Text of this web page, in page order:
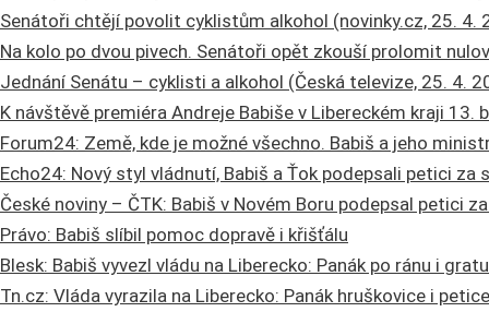
Senátoři chtějí povolit cyklistům alkohol (novinky.cz, 25. 4.
Na kolo po dvou pivech. Senátoři opět zkouší prolomit
Jednání Senátu – cyklisti a alkohol (Česká televize, 25. 4.
K návštěvě premiéra Andreje Babiše v Libereckém kraji 13.
Forum24: Země, kde je možné všechno. Babiš a jeho
Echo24: Nový styl vládnutí, Babiš a Ťok podepsali petici za
České noviny – ČTK: Babiš v Novém Boru podepsal petici
Právo: Babiš slíbil pomoc dopravě i křišťálu
Blesk: Babiš vyvezl vládu na Liberecko: Panák po ránu i
Tn.cz: Vláda vyrazila na Liberecko: Panák hruškovice i